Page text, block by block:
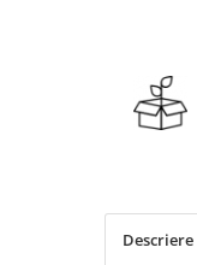
Descriere